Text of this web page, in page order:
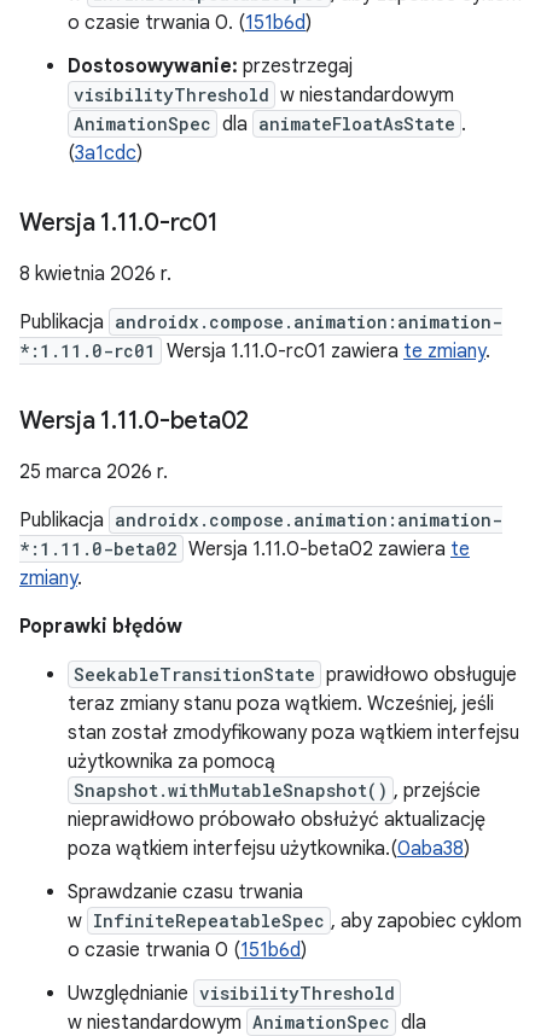
o czasie trwania 0. (151b6d)
Dostosowywanie: przestrzegaj
visibilityThreshold w niestandardowym
AnimationSpec dla animateFloatAsState .
(3a1cdc)
Wersja 1.11.0-rc01
8 kwietnia 2026 r.
Publikacja androidx.compose.animation:animation-
*:1.11.0-rc01
Wersja 1.11.0-rc01 zawiera te zmiany.
Wersja 1.11.0-beta02
25 marca 2026 r.
Publikacja androidx.compose.animation:animation-
*:1.11.0-beta02 Wersja 1.11.0-beta02 zawiera te
zmiany.
Poprawki błędów
SeekableTransitionState prawidłowo obsługuje
teraz zmiany stanu poza wątkiem. Wcześniej, jeśli
stan został zmodyfikowany poza wątkiem interfejsu
użytkownika za pomocą
Snapshot.withMutableSnapshot() , przejście
nieprawidłowo próbowało obsłużyć aktualizację
poza wątkiem interfejsu użytkownika.(0aba38)
Sprawdzanie czasu trwania
w InfiniteRepeatableSpec , aby zapobiec cyklom
o czasie trwania 0 (151b6d)
Uwzględnianie visibilityThreshold
w niestandardowym AnimationSpec dla